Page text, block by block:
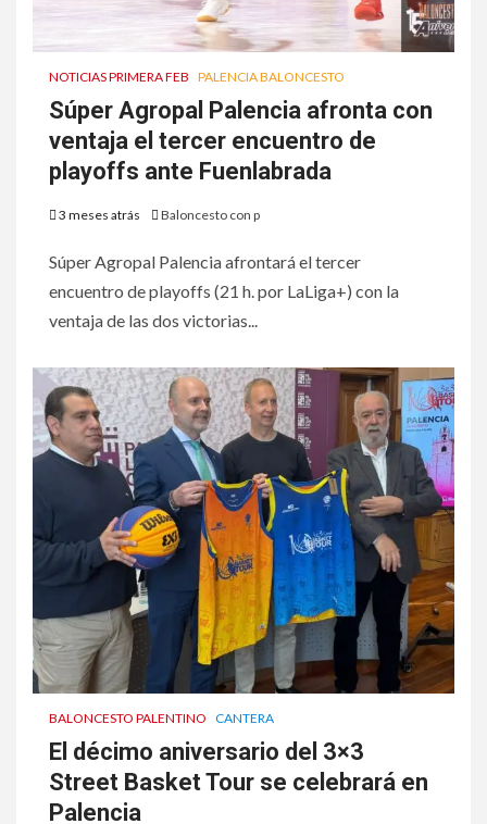
NOTICIAS PRIMERA FEB PALENCIA BALONCESTO
Súper Agropal Palencia afronta con
ventaja el tercer encuentro de
playoffs ante Fuenlabrada
3 meses atrás Baloncesto con p
Súper Agropal Palencia afrontará el tercer
encuentro de playoffs (21 h. por LaLiga+) con la
ventaja de las dos victorias...
BALONCESTO PALENTINO CANTERA
El décimo aniversario del 3×3
Street Basket Tour se celebrará en
Palencia